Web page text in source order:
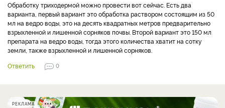
Обработку триходермой можно провести вот сейчас. Есть два
варианта, первый вариант это обработка раствором состоящим из 50
мл на ведро воды, это на десять квадратных метров предварительно
взрыхленной и лишенной сорняков почвы. Второй вариант это 150 мл
препарата на ведро воды, тогда этого количества хватит на сотку
земли, также взрыхленной и лишенной сорняков.
Ответить
0
РЕКЛАМА